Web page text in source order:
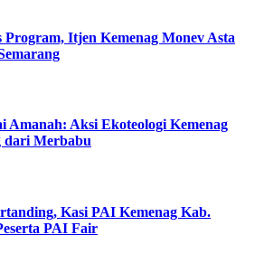
Itjen Kemenag Monev Asta
Amanah: Aksi Ekoteologi Kemenag
dari Merbabu
Kasi PAI Kemenag Kab.
PAI Fair